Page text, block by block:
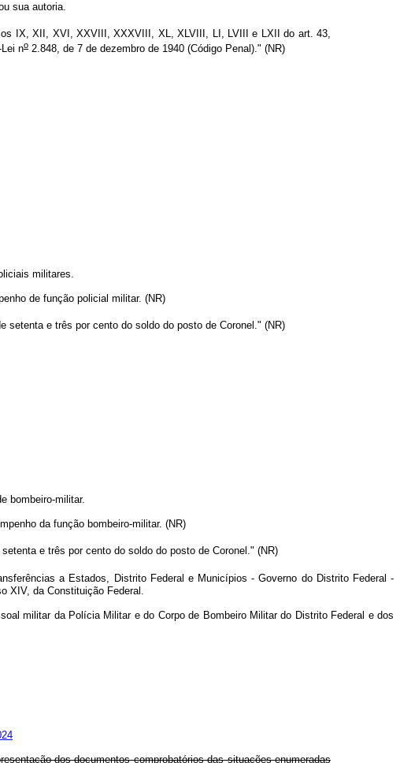
sua autoria.
IX, XII, XVI, XXVIII, XXXVIII, XL, XLVIII, LI, LVIII e LXII do art. 43,
Lei no 2.848, de 7 de dezembro de 1940 (Código Penal)." (NR)
militares.
de função policial militar. (NR)
setenta e três por cento do soldo do posto de Coronel." (NR)
bombeiro-militar.
da função bombeiro-militar. (NR)
e três por cento do soldo do posto de Coronel." (NR)
a Estados, Distrito Federal e Municípios - Governo do Distrito Federal -
XIV, da Constituição Federal.
militar da Polícia Militar e do Corpo de Bombeiro Militar do Distrito Federal e dos
dos documentos comprobatórios das situações enumeradas